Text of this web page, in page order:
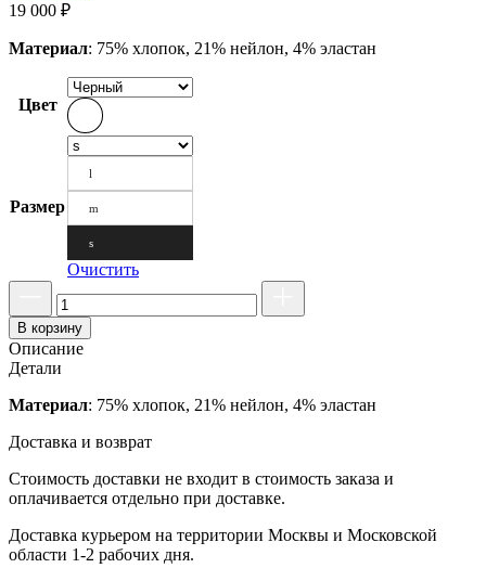
19 000 ₽
Материал: 75% хлопок, 21% нейлон, 4% эластан
Цвет
Размер
l
m
s
Очистить
В корзину
Описание
Детали
Материал: 75% хлопок, 21% нейлон, 4% эластан
Доставка и возврат
Стоимость доставки не входит в стоимость заказа и
оплачивается отдельно при доставке.
Доставка курьером на территории Москвы и Московской
области 1-2 рабочих дня.